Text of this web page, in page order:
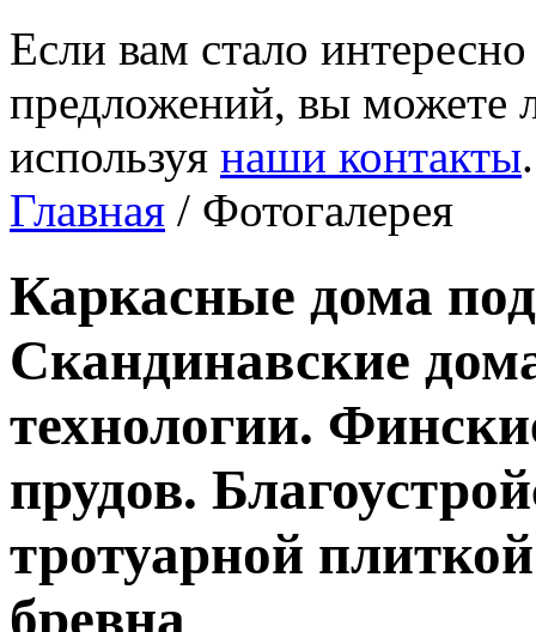
Если вам стало
предложений, вы можете
используя наши контакты.
Главная / Фотогалерея
Каркасные дома
Скандинавские
технологии.
прудов.
тротуарной
бревна